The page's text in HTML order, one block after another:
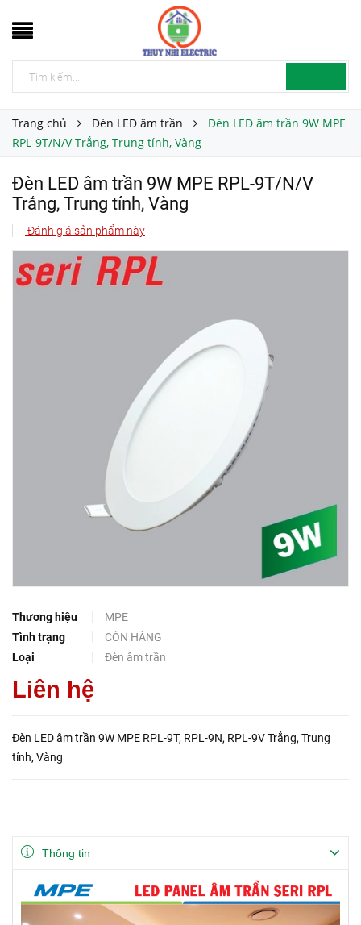
Trang chủ Đèn LED âm trần
Đèn LED âm trần 9W MPE
RPL-9T/N/V Trắng, Trung tính, Vàng
Đèn LED âm trần 9W MPE RPL-9T/N/V
Trắng, Trung tính, Vàng
Đánh giá sản phẩm này
Thương hiệu
MPE
Tình trạng
CÒN HÀNG
Loại
Đèn âm trần
Liên hệ
Đèn LED âm trần 9W MPE RPL-9T, RPL-9N, RPL-9V Trắng, Trung
tính, Vàng
Thông tin